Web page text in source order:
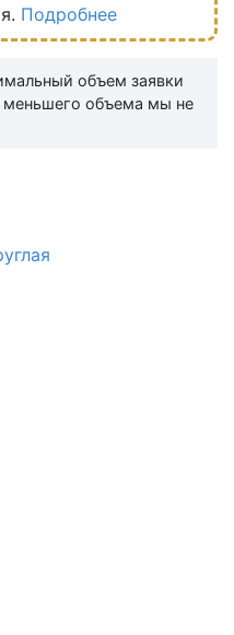
Подробнее
объем заявки
меньшего объема мы не